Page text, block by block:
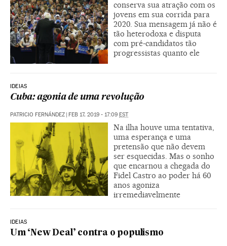
conserva sua atração com os
jovens em sua corrida para
2020. Sua mensagem já não é
tão heterodoxa e disputa
com pré-candidatos tão
progressistas quanto ele
IDEIAS
Cuba: agonia de uma revolução
PATRICIO FERNÁNDEZ | FEB 17, 2019 - 17:09 EST
Na ilha houve uma tentativa,
uma esperança e uma
pretensão que não devem
ser esquecidas. Mas o sonho
que encarnou a chegada do
Fidel Castro ao poder há 60
anos agoniza
irremediavelmente
IDEIAS
Um ‘New Deal’ contra o populismo